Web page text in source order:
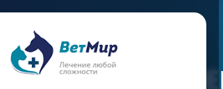
Вопросы врачу /
И